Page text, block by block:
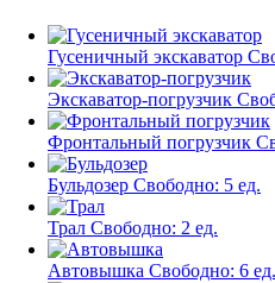
Гусеничный экскаватор
Экскаватор-погрузчик
Фронтальный погрузчик
Бульдозер Свободно: 5 ед.
Трал Свободно: 2 ед.
Автовышка Свободно: 6 ед.